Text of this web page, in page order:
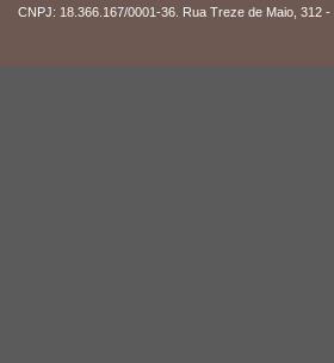
CNPJ: 18.366.167/0001-36. Rua Treze de Maio, 312